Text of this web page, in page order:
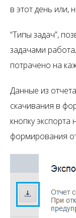
в этот день или,
“Типы задач”,
задачами
потрачено на
Данные из
скачивания в
кнопку экспорта
формирования